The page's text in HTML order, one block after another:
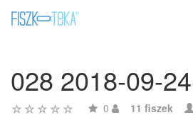
028 2018-09-24
0 11 fiszek